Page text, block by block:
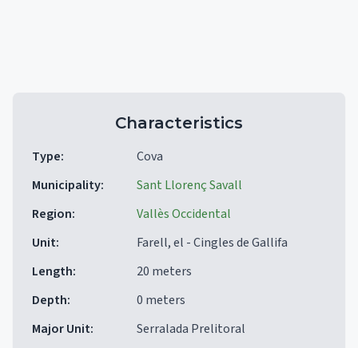
Characteristics
Type:
Cova
Municipality:
Sant Llorenç Savall
Region:
Vallès Occidental
Unit:
Farell, el - Cingles de Gallifa
Length:
20 meters
Depth:
0 meters
Major Unit:
Serralada Prelitoral